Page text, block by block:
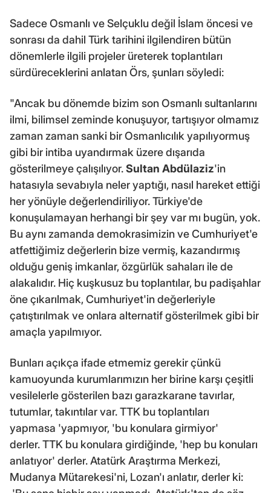
Sadece Osmanlı ve Selçuklu değil İslam öncesi ve
sonrası da dahil Türk tarihini ilgilendiren bütün
dönemlerle ilgili projeler üreterek toplantıları
sürdüreceklerini anlatan Örs, şunları söyledi:
"Ancak bu dönemde bizim son Osmanlı sultanlarını
ilmi, bilimsel zeminde konuşuyor, tartışıyor olmamız
zaman zaman sanki bir Osmanlıcılık yapılıyormuş
gibi bir intiba uyandırmak üzere dışarıda
gösterilmeye çalışılıyor.Sultan Abdülaziz'in
hatasıyla sevabıyla neler yaptığı, nasıl hareket ettiği
her yönüyle değerlendiriliyor. Türkiye'de
konuşulamayan herhangi bir şey var mı bugün, yok.
Bu aynı zamanda demokrasimizin ve Cumhuriyet'e
atfettiğimiz değerlerin bize vermiş, kazandırmış
olduğu geniş imkanlar, özgürlük sahaları ile de
alakalıdır. Hiç kuşkusuz bu toplantılar, bu padişahlar
öne çıkarılmak, Cumhuriyet'in değerleriyle
çatıştırılmak ve onlara alternatif gösterilmek gibi bir
amaçla yapılmıyor.
Bunları açıkça ifade etmemiz gerekir çünkü
kamuoyunda kurumlarımızın her birine karşı çeşitli
vesilelerle gösterilen bazı garazkarane tavırlar,
tutumlar, takıntılar var. TTK bu toplantıları
yapmasa 'yapmıyor, 'bu konulara girmiyor'
derler. TTK bu konulara girdiğinde, 'hep bu konuları
anlatıyor' derler. Atatürk Araştırma Merkezi,
Mudanya Mütarekesi'ni, Lozan'ı anlatır, derler ki: